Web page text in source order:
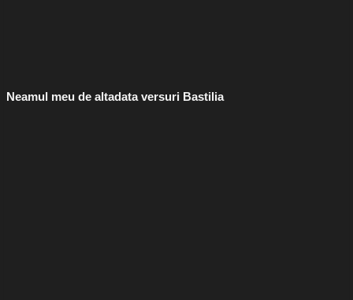
Neamul meu de altadata versuri Bastilia